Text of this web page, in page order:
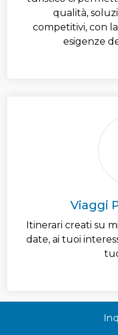
qualità,
competitivi, con
esigenze
Viaggi
Itinerari creati su
date, ai tuoi